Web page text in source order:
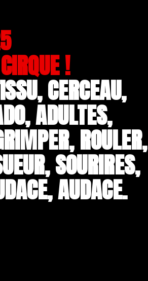
!
CERCEAU,
ADULTES,
ROULER,
SOURIRES,
AUDACE.